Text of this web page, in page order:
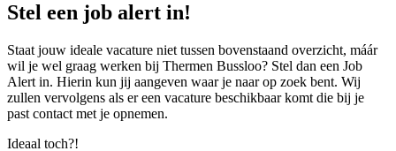
Stel een job alert in!
Staat jouw ideale vacature niet tussen bovenstaand overzicht, máár
wil je wel graag werken bij Thermen Bussloo? Stel dan een Job
Alert in. Hierin kun jij aangeven waar je naar op zoek bent. Wij
zullen vervolgens als er een vacature beschikbaar komt die bij je
past contact met je opnemen.
Ideaal toch?!